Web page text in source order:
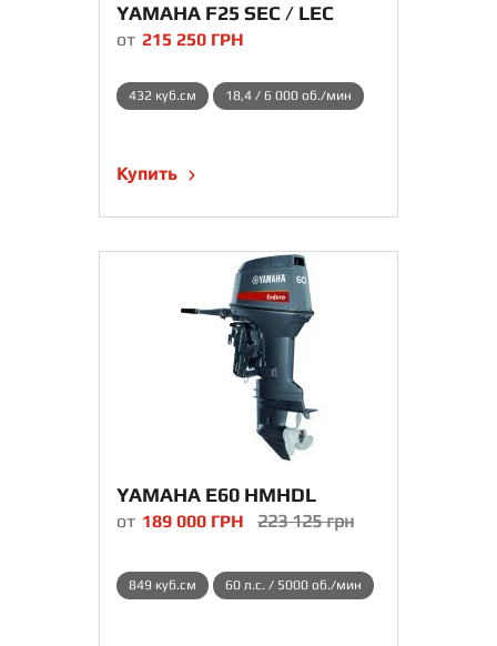
YAMAHA F25 SEC / LEC
от 215 250 ГРН
432 куб.см 18,4 / 6 000 об./мин
Купить
YAMAHA E60 HMHDL
от 189 000 ГРН 223 125грн
849 куб.см 60 л.с. / 5000 об./мин